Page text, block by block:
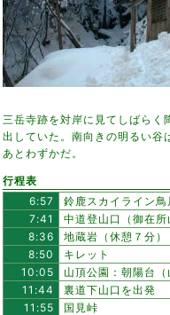
三岳寺跡を対岸に見てしばらく
出していた。南向きの明るい谷
あとわずかだ。
行程表
6:57
鈴鹿スカイライン
7:41
中道登山口（御在所
8:36
地蔵岩（休憩７分）
8:50
キレット
10:05
山頂公園：朝陽台（
11:44
裏道下山口を出発
11:55
国見峠